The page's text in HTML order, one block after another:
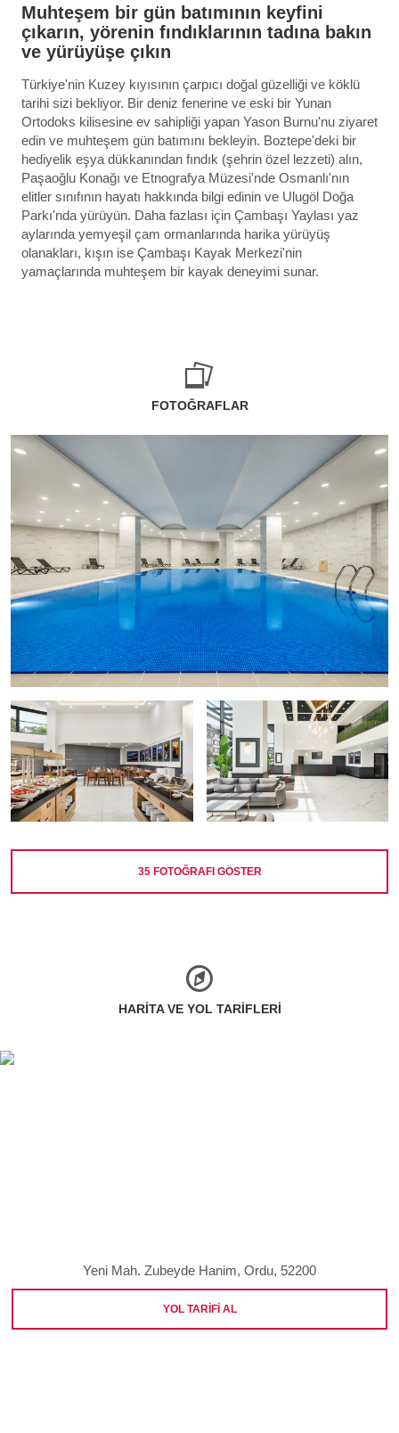
Muhteşem bir gün batımının keyfini
çıkarın, yörenin fındıklarının tadına bakın
ve yürüyüşe çıkın
Türkiye'nin Kuzey kıyısının çarpıcı doğal güzelliği ve köklü
tarihi sizi bekliyor. Bir deniz fenerine ve eski bir Yunan
Ortodoks kilisesine ev sahipliği yapan Yason Burnu'nu ziyaret
edin ve muhteşem gün batımını bekleyin. Boztepe'deki bir
hediyelik eşya dükkanından fındık (şehrin özel lezzeti) alın,
Paşaoğlu Konağı ve Etnografya Müzesi'nde Osmanlı'nın
elitler sınıfının hayatı hakkında bilgi edinin ve Ulugöl Doğa
Parkı'nda yürüyün. Daha fazlası için Çambaşı Yaylası yaz
aylarında yemyeşil çam ormanlarında harika yürüyüş
olanakları, kışın ise Çambaşı Kayak Merkezi'nin
yamaçlarında muhteşem bir kayak deneyimi sunar.
FOTOĞRAFLAR
35FOTOĞRAFI GÖSTER
HARITA VE YOL TARIFLERI
Yeni Mah. Zubeyde Hanim, Ordu, 52200
YOL TARIFI AL